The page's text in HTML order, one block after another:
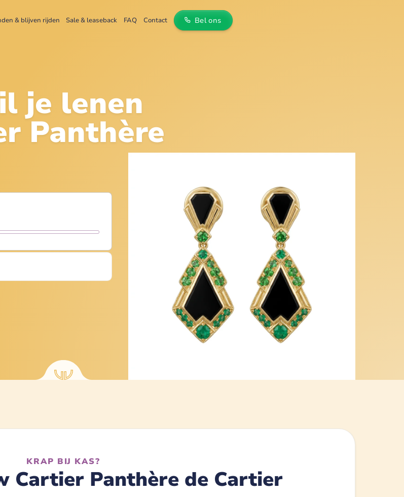
& blijven rijden Sale & leaseback FAQ Contact Bel ons
je lenen
Panthère
KRAP BIJ KAS?
Cartier Panthère de Cartier